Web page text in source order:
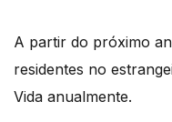
A partir do próximo
residentes no
Vida anualmente.